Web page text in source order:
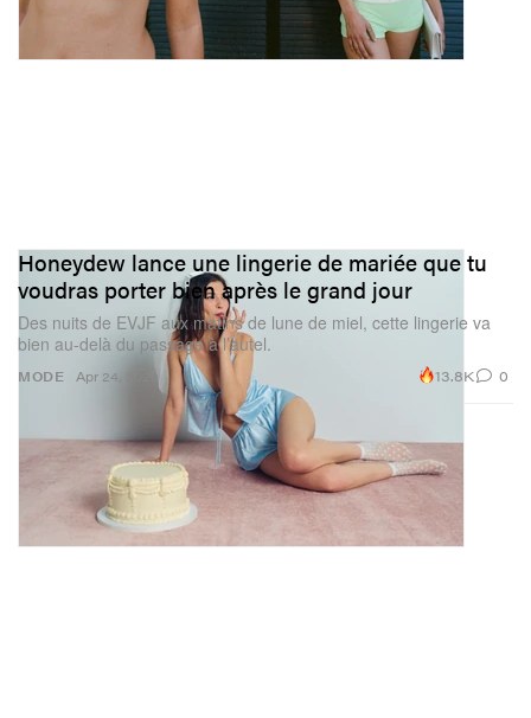
MODE
Honeydew lance une lingerie de mariée que tu
voudras porter bien après le grand jour
Des nuits de EVJF aux matins de lune de miel, cette lingerie va
bien au‑delà du passage à l’autel.
Apr 24, 2026 13.8K 0